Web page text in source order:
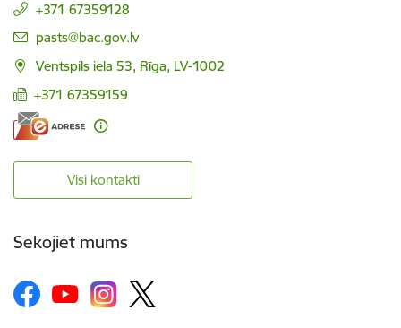
+371 67359128
E-pasts:
pasts@bac.gov.lv
Ventspils iela 53, Rīga, LV-1002
+371 67359159
Visi kontakti
Sekojiet mums